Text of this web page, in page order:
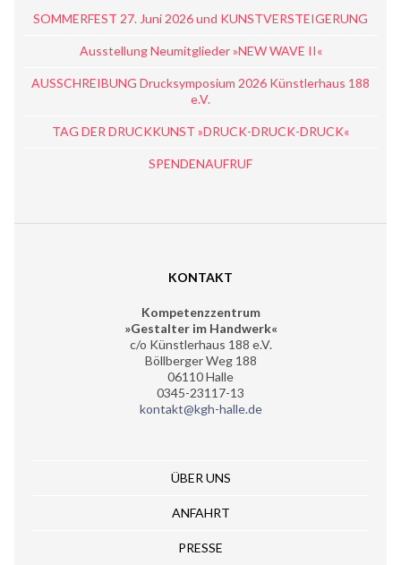
SOMMERFEST 27. Juni 2026 und KUNSTVERSTEIGERUNG
Ausstellung Neumitglieder »NEW WAVE II«
AUSSCHREIBUNG Drucksymposium 2026 Künstlerhaus 188
e.V.
TAG DER DRUCKKUNST »DRUCK-DRUCK-DRUCK«
SPENDENAUFRUF
KONTAKT
Kompetenzzentrum
»Gestalter im Handwerk«
c/o Künstlerhaus 188 e.V.
Böllberger Weg 188
06110 Halle
0345-23117-13
kontakt@kgh-halle.de
ÜBER UNS
ANFAHRT
PRESSE